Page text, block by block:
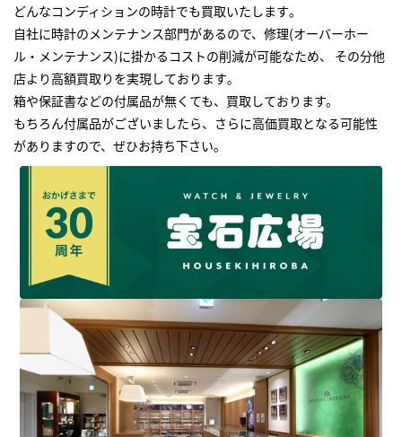
どんなコンディションの時計でも買取いたします｡
自社に時計のメンテナンス部門があるので、修理(オーバーホー
ル・メンテナンス)に掛かるコストの削減が可能なため、 その分他
店より高額買取りを実現しております｡
箱や保証書などの付属品が無くても、買取しております。
もちろん付属品がございましたら、さらに高価買取となる可能性
がありますので、ぜひお持ち下さい｡